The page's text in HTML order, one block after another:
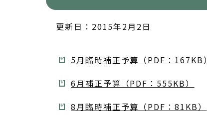
更新日：2015年2月2日
5月臨時補正予算（PDF：167KB）
6月補正予算（PDF：555KB）
8月臨時補正予算（PDF：81KB）